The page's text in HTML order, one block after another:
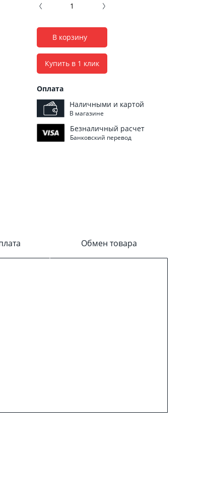
В корзину
Купить в 1 клик
Оплата
Наличными и картой
В магазине
Безналичный расчет
Банковский перевод
Обмен товара